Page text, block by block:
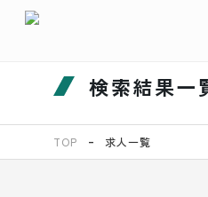
検索結果一
TOP 求人一覧